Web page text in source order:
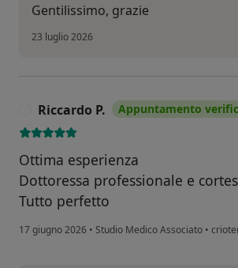
Gentilissimo, grazie
23 luglio 2026
Riccardo P. Appuntamento
Ottima esperienza
Dottoressa professionale e
Tutto perfetto
17 giugno 2026 • Studio Medico Associato •